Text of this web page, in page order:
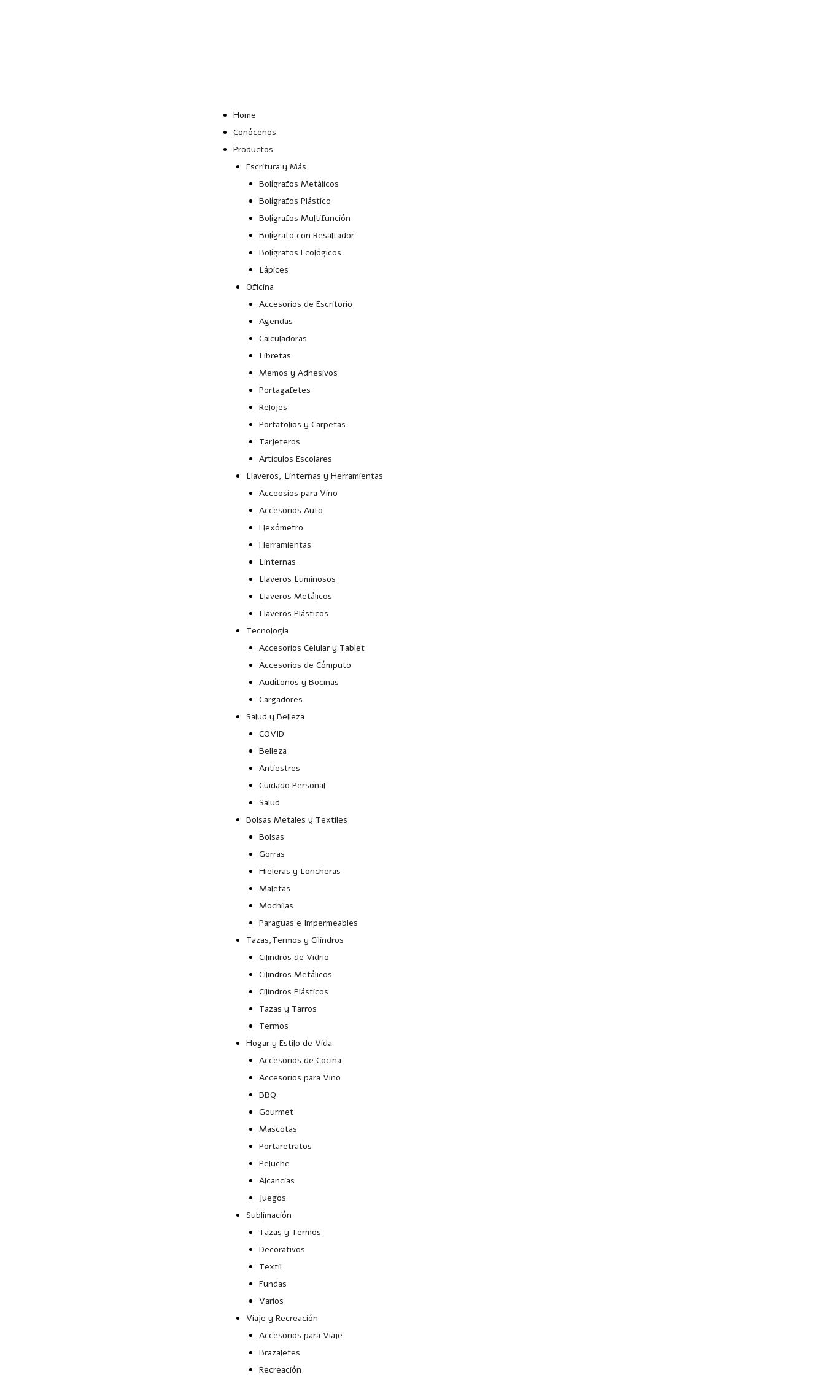
Home
Conócenos
Productos
Escritura y Más
Bolígrafos Metálicos
Bolígrafos Plástico
Bolígrafos Multifunción
Bolígrafo con Resaltador
Bolígrafos Ecológicos
Lápices
Oficina
Accesorios de Escritorio
Agendas
Calculadoras
Libretas
Memos y Adhesivos
Portagafetes
Relojes
Portafolios y Carpetas
Tarjeteros
Articulos Escolares
Llaveros, Linternas y Herramientas
Acceosios para Vino
Accesorios Auto
Flexómetro
Herramientas
Linternas
Llaveros Luminosos
Llaveros Metálicos
Llaveros Plásticos
Tecnología
Accesorios Celular y Tablet
Accesorios de Cómputo
Audífonos y Bocinas
Cargadores
Salud y Belleza
COVID
Belleza
Antiestres
Cuidado Personal
Salud
Bolsas Metales y Textiles
Bolsas
Gorras
Hieleras y Loncheras
Maletas
Mochilas
Paraguas e Impermeables
Tazas,Termos y Cilindros
Cilindros de Vidrio
Cilindros Metálicos
Cilindros Plásticos
Tazas y Tarros
Termos
Hogar y Estilo de Vida
Accesorios de Cocina
Accesorios para Vino
BBQ
Gourmet
Mascotas
Portaretratos
Peluche
Alcancias
Juegos
Sublimación
Tazas y Termos
Decorativos
Textil
Fundas
Varios
Viaje y Recreación
Accesorios para Viaje
Brazaletes
Recreación